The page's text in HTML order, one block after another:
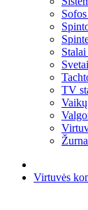
TV
Virtuvės